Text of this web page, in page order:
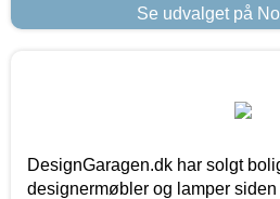
Se udvalget på
DesignGaragen.dk har solgt
designermøbler og lamper